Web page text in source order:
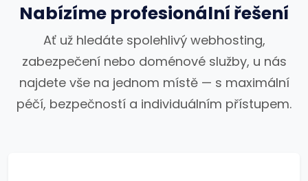
Nabízíme profesionální řešení
Ať už hledáte spolehlivý webhosting,
zabezpečení nebo doménové služby, u nás
najdete vše na jednom místě — s maximální
péčí, bezpečností a individuálním přístupem.